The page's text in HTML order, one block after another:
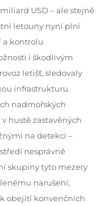
USD – ale stejně
letouny nyní plní
a kontrolu
i škodlivým
letišť, sledovaly
infrastrukturu.
nadmořských
hustě zastavěných
na detekci –
nesprávně
skupiny tyto mezery
narušení;
obejití konvenčních